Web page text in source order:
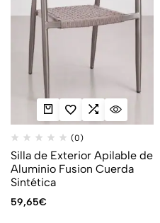
(0)
Silla de Exterior Apilable de
Aluminio Fusion Cuerda
Sintética
59,65€